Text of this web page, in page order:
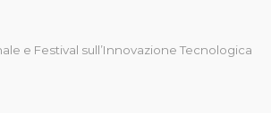
e Festival sull’Innovazione Tecnologica